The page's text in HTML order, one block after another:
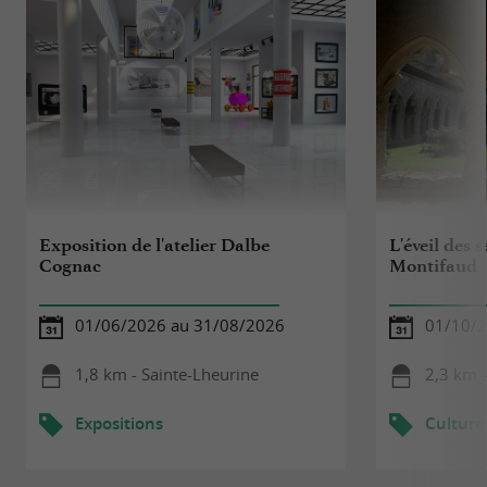
Exposition de l'atelier Dalbe
Cognac
01/06/2026 au 31/08/2026
1,8 km - Sainte-Lheurine
Expositions
L'éveil des
Montifaud
01/10/
2,3 km
Culture